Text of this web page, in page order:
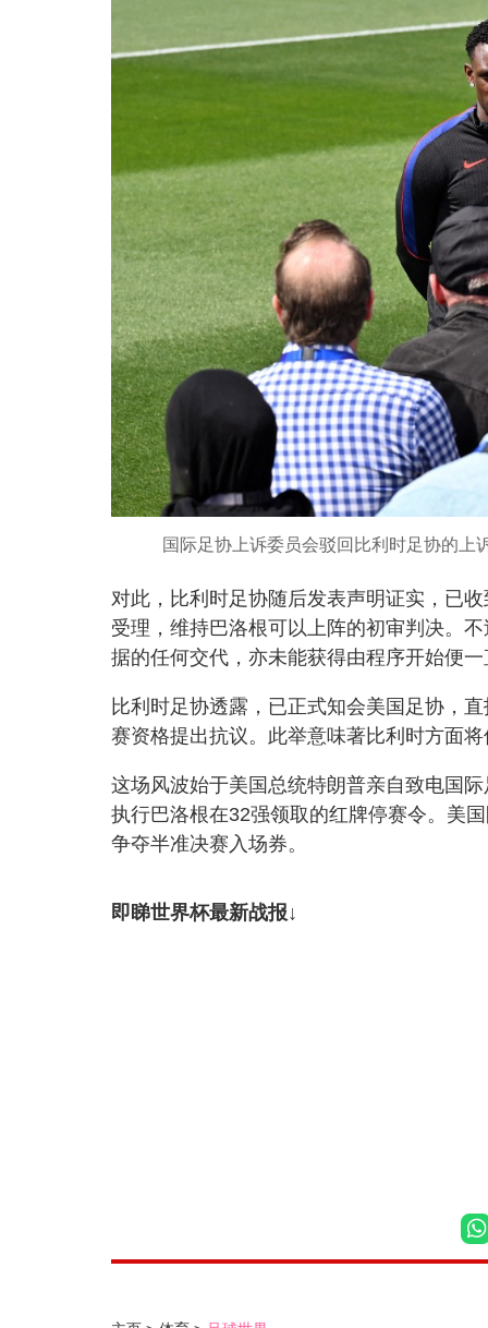
国际足协上诉委员会驳回比利时足协的上
对此，比利时足协随后发表声明证实，已
受理，维持巴洛根可以上阵的初审判决。
据的任何交代，亦未能获得由程序开始便
比利时足协透露，已正式知会美国足协，
赛资格提出抗议。此举意味著比利时方面
这场风波始于美国总统特朗普亲自致电国
执行巴洛根在32强领取的红牌停赛令。美
争夺半准决赛入场券。
即睇世界杯最新战报↓